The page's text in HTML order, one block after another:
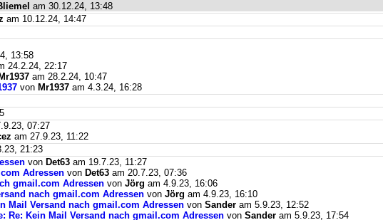
am 30.12.24, 13:48
am 10.12.24, 14:47
13:58
24.2.24, 22:17
Mr1937 am 28.2.24, 10:47
von Mr1937 am 4.3.24, 16:28
07:27
am 27.9.23, 11:22
21:23
von Det63 am 19.7.23, 11:27
Adressen von Det63 am 20.7.23, 07:36
gmail.com Adressen von Jörg am 4.9.23, 16:06
nach gmail.com Adressen von Jörg am 4.9.23, 16:10
Mail Versand nach gmail.com Adressen von Sander am 5.9.23, 12:52
Re: Kein Mail Versand nach gmail.com Adressen von Sander am 5.9.23, 17:54